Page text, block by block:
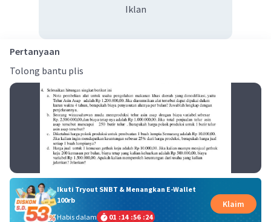
Iklan
Pertanyaan
Tolong bantu plis
Ikuti Tryout SNBT & Menangkan E-Wallet
100rb
Habis dalam
01 :14 :56 :24
Klaim